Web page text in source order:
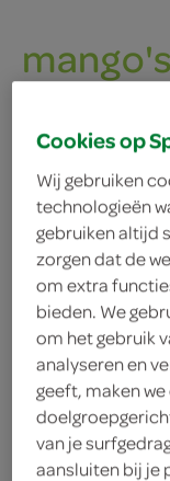
Een mango
exotische
te eten,
citroensap.
fruitsalades en
verwerken.
vlees,
bijgerecht bij
rijpe mango's
Onrijpe vruchten
tafelzuur, die
passen.
Cookies op
Wij gebruiken
technologieën
gebruiken altijd
zorgen dat de
om extra
bieden. We
om het gebruik
analyseren en
geeft, maken
van je
aansluiten bij je